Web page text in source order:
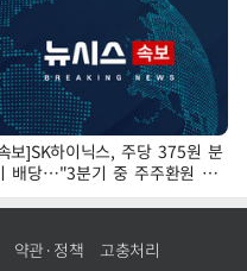
보]SK하이닉스, 주당 375원 분
배당…"3분기 중 주주환원 방
확정"
약관·정책 고충처리